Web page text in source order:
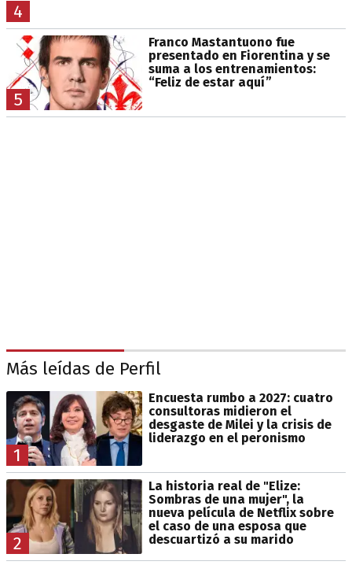
4
5
Franco Mastantuono fue
presentado en Fiorentina y se
suma a los entrenamientos:
“Feliz de estar aquí”
Más leídas de Perfil
1
Encuesta rumbo a 2027: cuatro
consultoras midieron el
desgaste de Milei y la crisis de
liderazgo en el peronismo
2
La historia real de "Elize:
Sombras de una mujer", la
nueva película de Netflix sobre
el caso de una esposa que
descuartizó a su marido